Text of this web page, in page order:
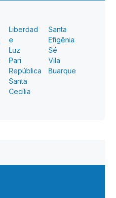
Liberdad
e
Luz
Pari
República
Santa
Cecília
Santa
Efigênia
Sé
Vila
Buarque